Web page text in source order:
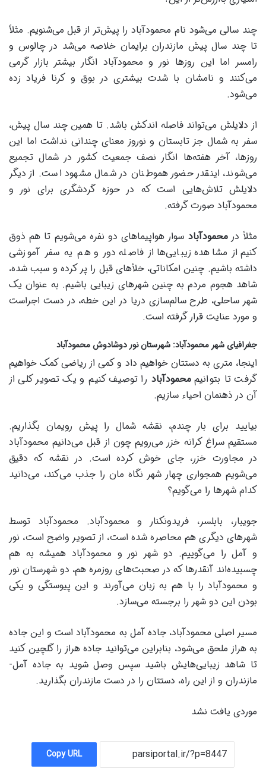
چند سالی می‌شود نام محمودآباد را پیش‌تر از قبل می‌شنویم. مثلاً
تا چند سال پیش مازندران برایمان خلاصه می‌شد در چالوس و
رامسر اما این روزها نور و محمودآباد انگار بیشتر بازار گرمی
می‌کنند و نامشان با شدت بیشتری در بوق و کرنا فریاد زده
می‌شود.
از دلایلش می‌تواند فاصله اندکش باشد. تا همین چند سال پیش،
سفر به شمال جز تابستان و نوروز معنای چندانی نداشت اما این
روزها، آخر هفته‌ها انگار نصف جمعیت کشور در شمال تجمیع
می‌شوند، اینقدر حضور هموطنان در شمال مشهود است. از دیگر
دلایلش تلاش‌هایی است که در حوزه گردشگری برای نور و
محمودآباد صورت گرفته.
مثلاً درمحمودآباد سوار هواپیماهای دو نفره می‌شویم تا هم ذوق
کنیم از مشاهده زیبایی‌ها از فاصله دور و هم یه سفر آموزشی
داشته باشیم. چنین امکاناتی، خلأهای قبل را پر کرده و سبب شده،
شاهد هجوم مردم به چنین شهرهای زیبایی باشیم. به عنوان یک
شهر ساحلی، طرح سالم‌سازی دریا در این خطه، در دست اجراست
و مورد عنایت قرار گرفته است.
جغرافیای شهر محمودآباد: شهرستان نور دوشادوش محمودآباد
اینجا، متری به دستتان خواهیم داد و کمی از ریاضی کمک خواهیم
گرفت تا بتوانیم محمودآباد را توصیف کنیم و یک تصویر کلی از
آن در ذهنمان احیاء سازیم.
بیایید برای بار چندم، نقشه شمال را پیش رویمان بگذاریم.
مستقیم سراغ کرانه خزر می‌رویم چون از قبل می‌دانیم محمودآباد
در مجاورت خزر، جای خوش کرده است. در نقشه که دقیق
می‌شویم همجواری چهار شهر نگاه مان را جذب می‌کند، می‌دانید
کدام شهرها را می‌گویم؟
جویبار، بابلسر، فریدونکنار و محمودآباد. محمودآباد توسط
شهرهای دیگری هم محاصره شده است، از تصویر واضح است، نور
و آمل را می‌گوییم. دو شهر نور و محمودآباد همیشه به هم
چسبیده‌اند آنقدرها که در صحبت‌های روزمره هم، دو شهرستان نور
و محمودآباد را با هم به زبان می‌آورند و این پیوستگی و یکی
بودن این دو شهر را برجسته می‌سازد.
مسیر اصلی محمودآباد، جاده آمل به محمودآباد است و این جاده
به هراز ملحق می‌شود، بنابراین می‌توانید جاده هراز را گلچین کنید
تا شاهد زیبایی‌هایش باشید سپس وصل شوید به جاده آمل-
مازندران و از این راه، دستتان را در دست مازندران بگذارید.
موردی یافت نشد
Copy URL